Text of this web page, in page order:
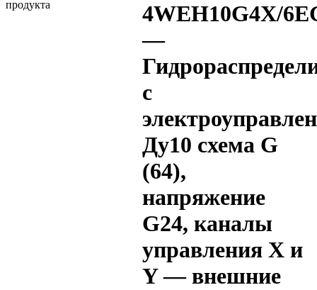
4WEH10G4X/
—
с
Ду10 схема G
(64),
напряжение
G24, каналы
управления X и
Y — внешние